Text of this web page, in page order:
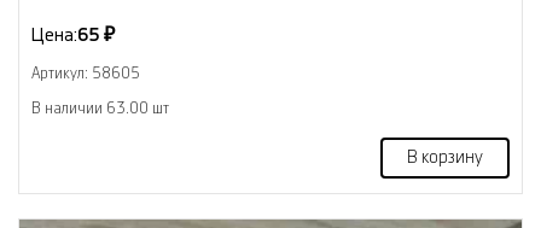
Цена:65 ₽
Артикул: 58605
В наличии 63.00 шт
В корзину